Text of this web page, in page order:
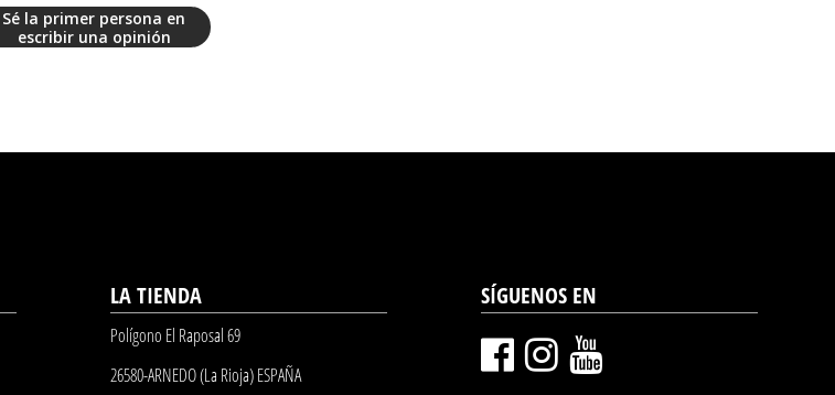
Sé la primer persona en
escribir una opinión
LA TIENDA
Polígono El Raposal 69
26580-ARNEDO (La Rioja) ESPAÑA
SÍGUENOS EN